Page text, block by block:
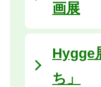
画展
Hygge
ち」